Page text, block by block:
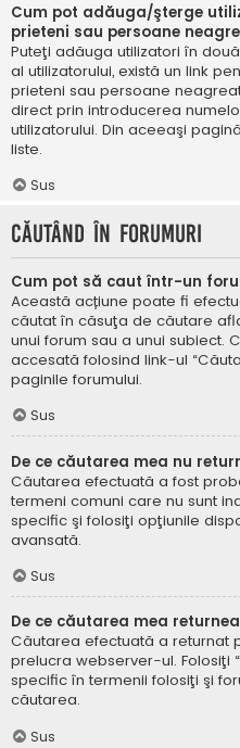
Cum pot adăuga/şterge
prieteni sau persoane
Puteţi adăuga utilizatori în
al utilizatorului, există un link
prieteni sau persoane
direct prin introducerea
utilizatorului. Din aceeaşi
liste.
Sus
Căutând în forumuri
Cum pot să caut într-un
Această acțiune poate fi
căutat în căsuţa de căutare
unui forum sau a unui subiect.
accesată folosind link-ul
paginile forumului.
Sus
De ce căutarea mea nu
Căutarea efectuată a fost
termeni comuni care nu sunt
specific şi folosiţi opţiunile
avansată.
Sus
De ce căutarea mea
Căutarea efectuată a returnat
prelucra webserver-ul. Folosiţi
specific în termenii folosiţi şi
căutarea.
Sus